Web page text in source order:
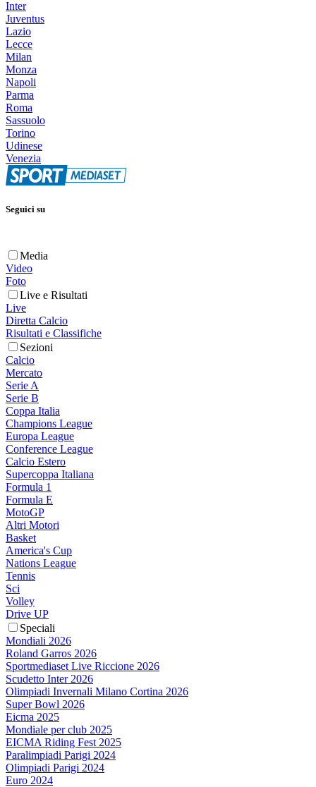
Inter
Juventus
Lazio
Lecce
Milan
Monza
Napoli
Parma
Roma
Sassuolo
Torino
Udinese
Venezia
Seguici su
Media
Video
Foto
Live e Risultati
Live
Diretta Calcio
Risultati e Classifiche
Sezioni
Calcio
Mercato
Serie A
Serie B
Coppa Italia
Champions League
Europa League
Conference League
Calcio Estero
Supercoppa Italiana
Formula 1
Formula E
MotoGP
Altri Motori
Basket
America's Cup
Nations League
Tennis
Sci
Volley
Drive UP
Speciali
Mondiali 2026
Roland Garros 2026
Sportmediaset Live Riccione 2026
Scudetto Inter 2026
Olimpiadi Invernali Milano Cortina 2026
Super Bowl 2026
Eicma 2025
Mondiale per club 2025
EICMA Riding Fest 2025
Paralimpiadi Parigi 2024
Olimpiadi Parigi 2024
Euro 2024